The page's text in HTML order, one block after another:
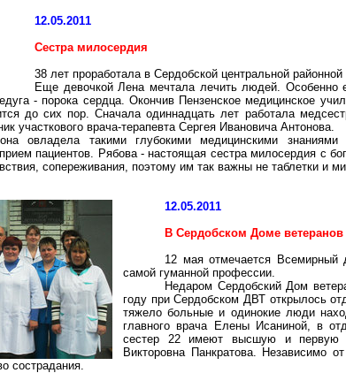
12.05.2011
Сестра милосердия
38 лет проработала в Сердобской центральной
Еще девочкой Лена мечтала лечить людей. Особенно
- порока сердца. Окончив Пензенское медицинское
до сих пор. Сначала одиннадцать лет работала
участкового врача-терапевта Сергея Ивановича Антонова.
овладела такими глубокими медицинскими
пациентов. Рябова - настоящая сестра милосердия с
сопереживания, поэтому им так важны не таблетки и
12.05.2011
В Сердобском Доме
12 мая отмечается Всемирный
самой гуманной профессии.
Недаром Сердобский Дом
году при Сердобском ДВТ открылось
тяжело больные и одинокие люди
главного врача Елены Исаниной, в
сестер 22 имеют высшую и первую
Викторовна Панкратова. Независимо
сострадания.